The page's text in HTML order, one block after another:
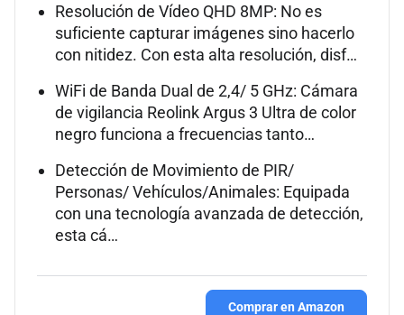
Resolución de Vídeo QHD 8MP: No es
suficiente capturar imágenes sino hacerlo
con nitidez. Con esta alta resolución, disf…
WiFi de Banda Dual de 2,4/ 5 GHz: Cámara
de vigilancia Reolink Argus 3 Ultra de color
negro funciona a frecuencias tanto…
Detección de Movimiento de PIR/
Personas/ Vehículos/Animales: Equipada
con una tecnología avanzada de detección,
esta cá…
Comprar en Amazon